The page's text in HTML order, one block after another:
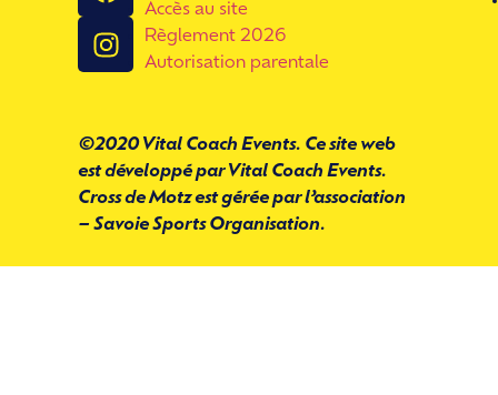
Accès au site
Règlement 2026
Autorisation parentale
©2020 Vital Coach Events. Ce site web
est développé par Vital Coach Events.
Cross de Motz est gérée par l’association
– Savoie Sports Organisation.